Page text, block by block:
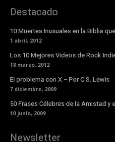
Destacado
10 Muertes Inusuales en la Biblia
1 abril, 2012
Los 10 Mejores Videos de Rock
18 marzo, 2012
El problema con X – Por C.S. Lewis
7 diciembre, 2009
50 Frases Célebres de la Amistad y
10 junio, 2009
Newsletter